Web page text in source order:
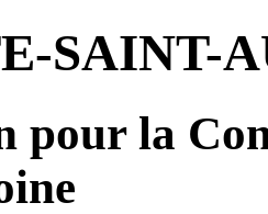
SAINT-
pour la C